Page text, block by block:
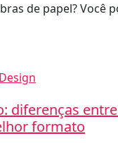
de papel? Você
Design
diferenças
formato